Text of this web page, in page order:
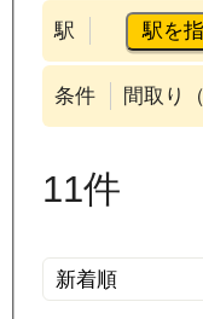
駅 駅を
条件 間取り
11件